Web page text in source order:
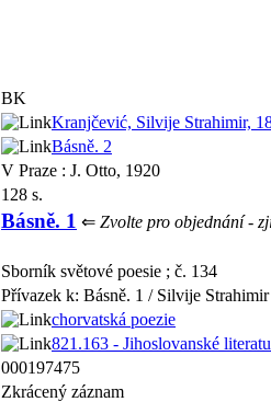
BK
Kranjčević, Silvije Strahimir,
Básně. 2
V Praze : J. Otto, 1920
128 s.
Básně. 1 ⇐ Zvolte pro objednání -
Sborník světové poesie ; č. 134
Přívazek k: Básně. 1 / Silvije
chorvatská poezie
821.163 - Jihoslovanské
000197475
Zkrácený záznam